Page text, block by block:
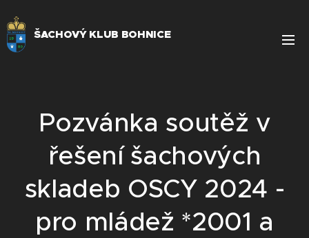
ŠACHOVÝ KLUB BOHNICE
Pozvánka soutěž v
řešení šachových
skladeb OSCY 2024 -
pro mládež *2001 a